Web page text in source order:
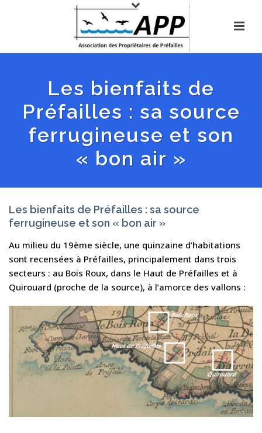
Les bienfaits de
Préfailles : sa source
ferrugineuse et son
« bon air »
Les bienfaits de Préfailles : sa source
ferrugineuse et son « bon air »
Au milieu du 19ème siècle, une quinzaine d’habitations
sont recensées à Préfailles, principalement dans trois
secteurs : au Bois Roux, dans le Haut de Préfailles et à
Quirouard (proche de la source), à l’amorce des vallons :